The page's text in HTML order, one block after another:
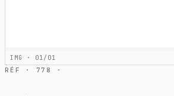
IMG · 01/01
RÉF · 778 ·